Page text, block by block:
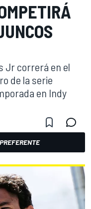
Jr correrá en el
de la serie
en Indy